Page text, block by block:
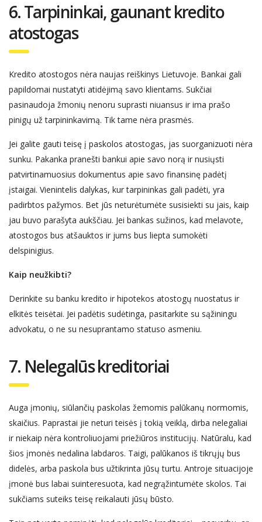
6. Tarpininkai, gaunant kredito
atostogas
Kredito atostogos nėra naujas reiškinys Lietuvoje. Bankai gali
papildomai nustatyti atidėjimą savo klientams. Sukčiai
pasinaudoja žmonių nenoru suprasti niuansus ir ima prašo
pinigų už tarpininkavimą. Tik tame nėra prasmės.
Jei galite gauti teisę į paskolos atostogas, jas suorganizuoti nėra
sunku. Pakanka pranešti bankui apie savo norą ir nusiųsti
patvirtinamuosius dokumentus apie savo finansinę padėtį
įstaigai. Vienintelis dalykas, kur tarpininkas gali padėti, yra
padirbtos pažymos. Bet jūs neturėtumėte susisiekti su jais, kaip
jau buvo parašyta aukščiau. Jei bankas sužinos, kad melavote,
atostogos bus atšauktos ir jums bus liepta sumokėti
delspinigius.
Kaip neužkibti?
Derinkite su banku kredito ir hipotekos atostogų nuostatus ir
elkitės teisėtai. Jei padėtis sudėtinga, pasitarkite su sąžiningu
advokatu, o ne su nesuprantamo statuso asmeniu.
7. Nelegalūskreditoriai
Auga įmonių, siūlančių paskolas žemomis palūkanų normomis,
skaičius. Paprastai jie neturi teisės į tokią veiklą, dirba nelegaliai
ir niekaip nėra kontroliuojami priežiūros institucijų. Natūralu, kad
šios įmonės nedalina labdaros. Taigi, palūkanos iš tikrųjų bus
didelės, arba paskola bus užtikrinta jūsų turtu. Antroje situacijoje
įmonė bus labai suinteresuota, kad negrąžintumėte skolos. Tai
sukčiams suteiks teisę reikalauti jūsų būsto.